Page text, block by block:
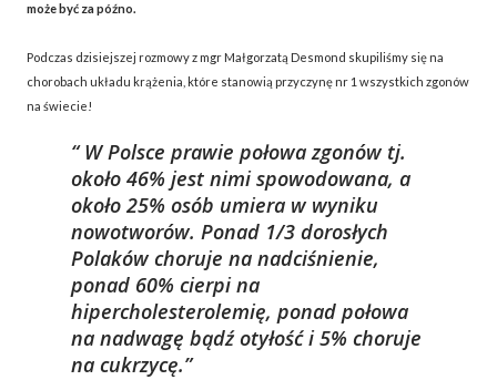
może być za późno.
Podczas dzisiejszej rozmowy z mgr Małgorzatą Desmond skupiliśmy się na
chorobach układu krążenia, które stanowią przyczynę nr 1 wszystkich zgonów
na świecie!
W Polsce prawie połowa zgonów tj.
około 46% jest nimi spowodowana, a
około 25% osób umiera w wyniku
nowotworów. Ponad 1/3 dorosłych
Polaków choruje na nadciśnienie,
ponad 60% cierpi na
hipercholesterolemię, ponad połowa
na nadwagę bądź otyłość i 5% choruje
na cukrzycę.